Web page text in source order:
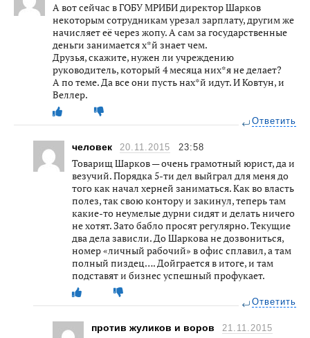
А вот сейчас в ГОБУ МРИБИ директор Шарков
некоторым сотрудникам урезал зарплату, другим же
начисляет её через жопу. А сам за государственные
деньги занимается х*й знает чем.
Друзья, скажите, нужен ли учреждению
руководитель, который 4 месяца них*я не делает?
А по теме. Да все они пусть нах*й идут. И Ковтун, и
Веллер.
Ответить
человек 20.11.2015 23:58
Товарищ Шарков — очень грамотный юрист, да и
везучий. Порядка 5-ти дел выйграл для меня до
того как начал херней заниматься. Как во власть
полез, так свою контору и закинул, теперь там
какие-то неумелые дурни сидят и делать ничего
не хотят. Зато бабло просят регулярно. Текущие
два дела зависли. До Шаркова не дозвониться,
номер «личный рабочий» в офис сплавил, а там
полный пиздец…. Дойграется в итоге, и там
подставят и бизнес успешный профукает.
Ответить
против жуликов и воров
21.11.2015